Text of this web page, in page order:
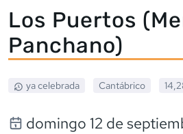
Los Puertos
Panchano)
ya celebrada Cantábrico
domingo 12 de